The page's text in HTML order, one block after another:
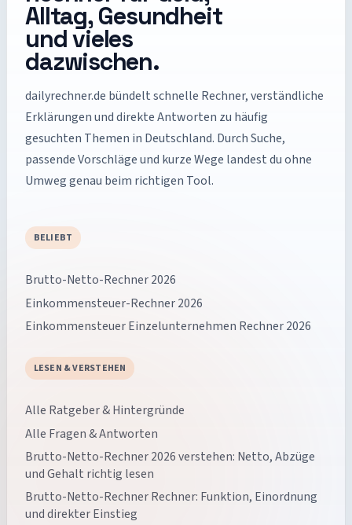
Alltag, Gesundheit
und vieles
dazwischen.
dailyrechner.de bündelt schnelle Rechner, verständliche
Erklärungen und direkte Antworten zu häufig
gesuchten Themen in Deutschland. Durch Suche,
passende Vorschläge und kurze Wege landest du ohne
Umweg genau beim richtigen Tool.
BELIEBT
Brutto-Netto-Rechner 2026
Einkommensteuer-Rechner 2026
Einkommensteuer Einzelunternehmen Rechner 2026
LESEN & VERSTEHEN
Alle Ratgeber & Hintergründe
Alle Fragen & Antworten
Brutto-Netto-Rechner 2026 verstehen: Netto, Abzüge
und Gehalt richtig lesen
Brutto-Netto-Rechner Rechner: Funktion, Einordnung
und direkter Einstieg